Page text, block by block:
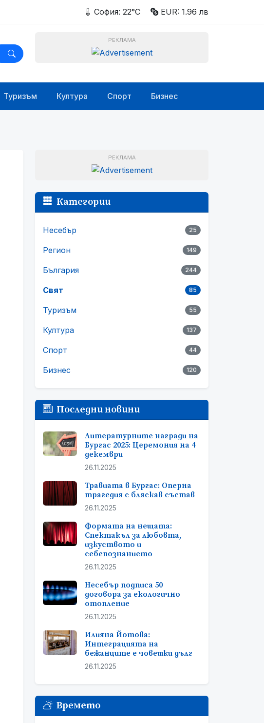
София: 22°C EUR: 1.96 лв
РЕКЛАМА
Туризъм Култура Спорт Бизнес
РЕКЛАМА
Категории
Несебър 25
Регион 149
България 244
Свят 85
Туризъм 55
Култура 137
Спорт 44
Бизнес 120
Последни новини
Литературните награди на
Бургас 2025: Церемония на 4
декември
26.11.2025
Травиата в Бургас: Оперна
трагедия с бляскав състав
26.11.2025
Формата на нещата:
Спектакъл за любовта,
изкуството и
себепознанието
26.11.2025
Несебър подписа 50
договора за екологично
отопление
26.11.2025
Илияна Йотова:
Интеграцията на
бежанците е човешки дълг
26.11.2025
Времето